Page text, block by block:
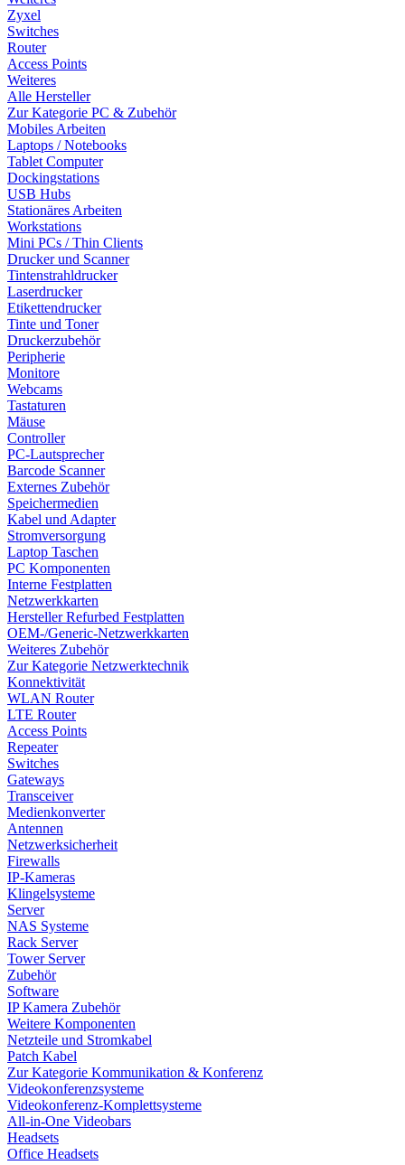
Zyxel
Switches
Router
Access Points
Weiteres
Alle Hersteller
Zur Kategorie PC & Zubehör
Mobiles Arbeiten
Laptops / Notebooks
Tablet Computer
Dockingstations
USB Hubs
Stationäres Arbeiten
Workstations
Mini PCs / Thin Clients
Drucker und Scanner
Tintenstrahldrucker
Laserdrucker
Etikettendrucker
Tinte und Toner
Druckerzubehör
Peripherie
Monitore
Webcams
Tastaturen
Mäuse
Controller
PC-Lautsprecher
Barcode Scanner
Externes Zubehör
Speichermedien
Kabel und Adapter
Stromversorgung
Laptop Taschen
PC Komponenten
Interne Festplatten
Netzwerkkarten
Hersteller Refurbed Festplatten
OEM-/Generic-Netzwerkkarten
Weiteres Zubehör
Zur Kategorie Netzwerktechnik
Konnektivität
WLAN Router
LTE Router
Access Points
Repeater
Switches
Gateways
Transceiver
Medienkonverter
Antennen
Netzwerksicherheit
Firewalls
IP-Kameras
Klingelsysteme
Server
NAS Systeme
Rack Server
Tower Server
Zubehör
Software
IP Kamera Zubehör
Weitere Komponenten
Netzteile und Stromkabel
Patch Kabel
Zur Kategorie Kommunikation & Konferenz
Videokonferenzsysteme
Videokonferenz-Komplettsysteme
All-in-One Videobars
Headsets
Office Headsets